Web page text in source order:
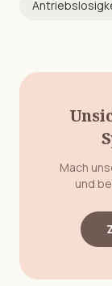
Mach
und